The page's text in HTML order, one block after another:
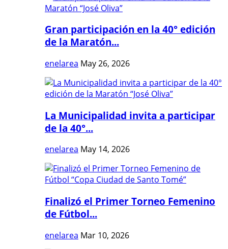
Gran participación en la 40° edición
de la Maratón...
enelarea May 26, 2026
La Municipalidad invita a participar
de la 40°...
enelarea May 14, 2026
Finalizó el Primer Torneo Femenino
de Fútbol...
enelarea Mar 10, 2026